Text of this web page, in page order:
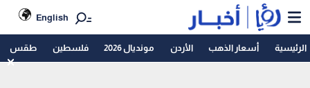
English
الرئيسية أسعار الذهب الأردن مونديال 2026 فلسطين طقس